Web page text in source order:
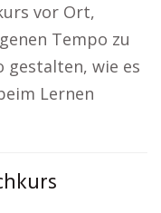
vor Ort,
Tempo zu
gestalten, wie es
Lernen